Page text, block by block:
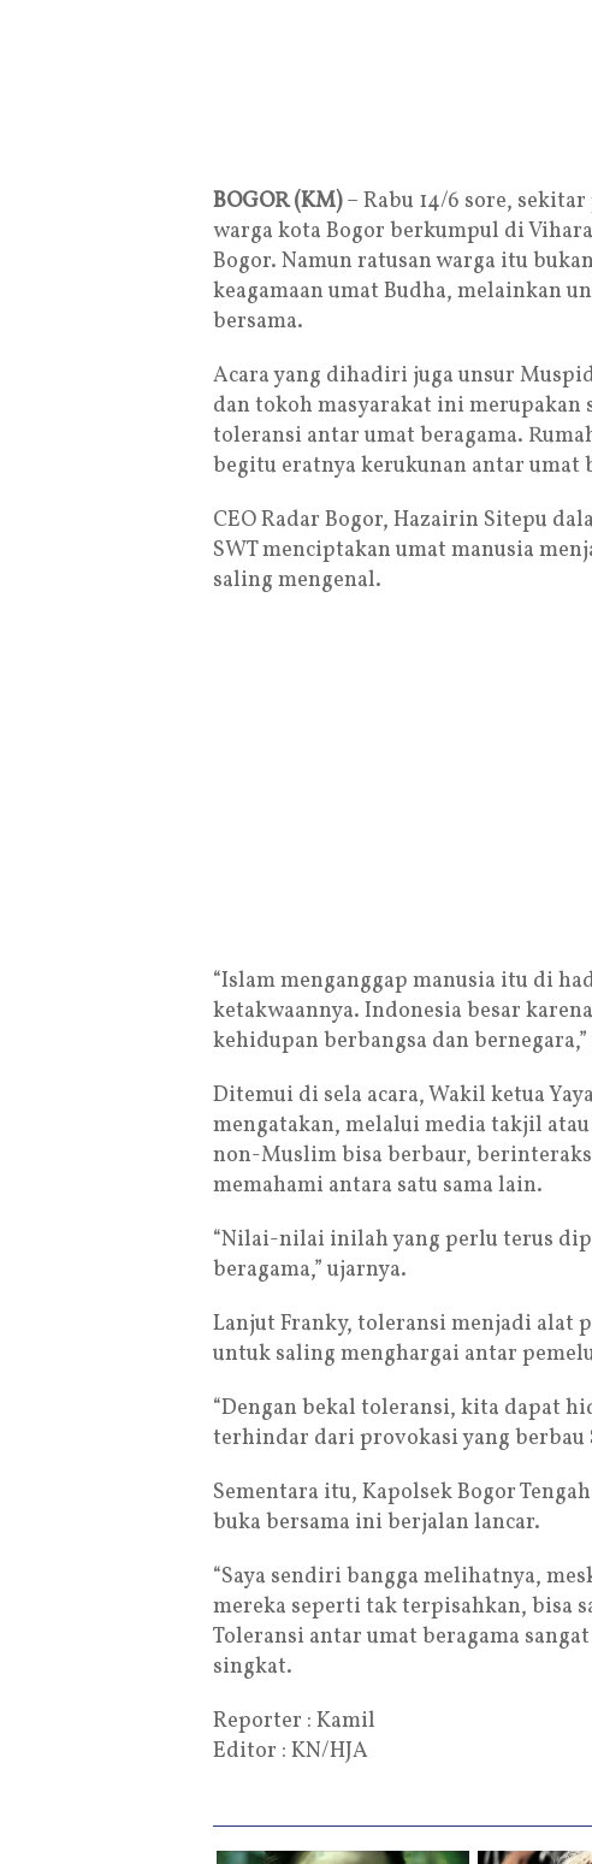
BOGOR (KM)– Rabu 14/6 sore,
warga kota Bogor berkumpul di
Bogor. Namun ratusan warga itu
keagamaan umat Budha, melainkan
bersama.
Acara yang dihadiri juga unsur
dan tokoh masyarakat ini merupakan
toleransi antar umat beragama.
begitu eratnya kerukunan antar umat
CEO Radar Bogor, Hazairin Sitepu
SWT menciptakan umat manusia
saling mengenal.
“Islam menganggap manusia itu di
ketakwaannya. Indonesia besar
kehidupan berbangsa dan
Ditemui di sela acara, Wakil ketua
mengatakan, melalui media takjil
non-Muslim bisa berbaur,
memahami antara satu sama lain.
“Nilai-nilai inilah yang perlu terus
beragama,” ujarnya.
Lanjut Franky, toleransi menjadi alat
untuk saling menghargai antar
“Dengan bekal toleransi, kita dapat
terhindar dari provokasi yang berbau
Sementara itu, Kapolsek Bogor
buka bersama ini berjalan lancar.
“Saya sendiri bangga melihatnya,
mereka seperti tak terpisahkan, bisa
Toleransi antar umat beragama
singkat.
Reporter : Kamil
Editor : KN/HJA